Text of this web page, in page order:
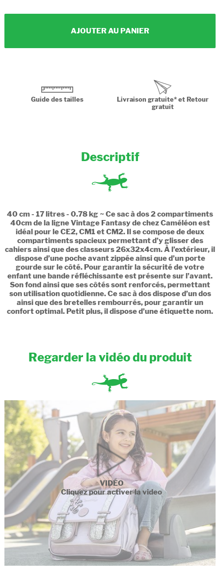
AJOUTER AU PANIER
Guide des tailles
Livraison gratuite* et Retour
gratuit
Descriptif
40 cm - 17 litres - 0.78 kg ~ Ce sac à dos 2 compartiments
40cm de la ligne Vintage Fantasy de chez Caméléon est
idéal pour le CE2, CM1 et CM2. Il se compose de deux
compartiments spacieux permettant d’y glisser des
cahiers ainsi que des classeurs 26x32x4cm. À l’extérieur, il
dispose d’une poche avant zippée ainsi que d’un porte
gourde sur le côté. Pour garantir la sécurité de votre
enfant une bande réfléchissante est présente sur l’avant.
Son fond ainsi que ses côtés sont renforcés, permettant
son utilisation quotidienne. Ce sac à dos dispose d’un dos
ainsi que des bretelles rembourrés, pour garantir un
confort optimal. Petit plus, il dispose d’une étiquette nom.
Regarder la vidéo du produit
VIDÉO
Cliquez pour activer la video